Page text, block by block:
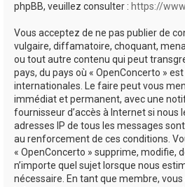
phpBB, veuillez consulter : https://
Vous acceptez de ne pas publier de
vulgaire, diffamatoire, choquant,
ou tout autre contenu qui peut
pays, du pays où « OpenConcerto »
internationales. Le faire peut vous
immédiat et permanent, avec une
fournisseur d’accès à Internet si nous
adresses IP de tous les messages
au renforcement de ces conditions.
« OpenConcerto » supprime, modifie,
n’importe quel sujet lorsque nous
nécessaire. En tant que membre,